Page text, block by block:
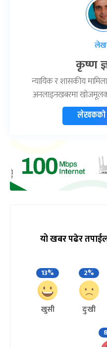
कृष्ण
न्यायिक र शासकीय
अनलाइनखबरमा खोजमूलक
लेखकको
यो खबर पढेर
13%
खुसी
2%
दुःखी